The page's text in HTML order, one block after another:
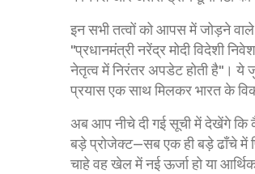
इन सभी तत्वों को आपस में जोड़ने
"प्रधानमंत्री नरेंद्र मोदी विदेशी
नेतृत्व में निरंतर अपडेट होती है"। ये
प्रयास एक साथ मिलकर भारत के
अब आप नीचे दी गई सूची में देखेंगे कि
बड़े प्रोजेक्ट—सब एक ही बड़े ढाँचे में
चाहे वह खेल में नई ऊर्जा हो या